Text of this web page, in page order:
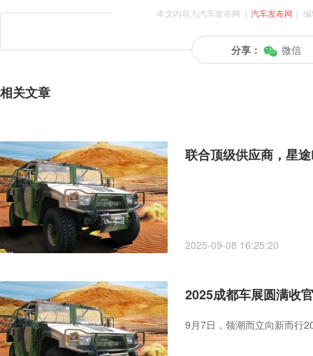
本文内容为汽车发布网（ 汽车发布网 ）
分享： 微信
相关文章
联合顶级供应商，星
2025-09-08 16:25:20
2025成都车展圆满收
9月7日，领潮而立向新而行